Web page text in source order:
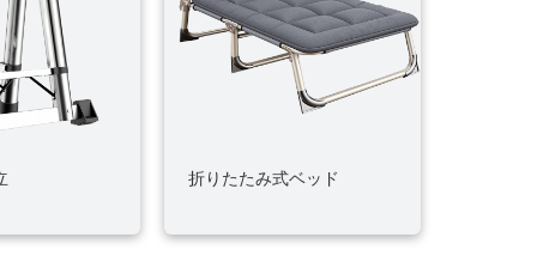
折りたたみ式ベッド